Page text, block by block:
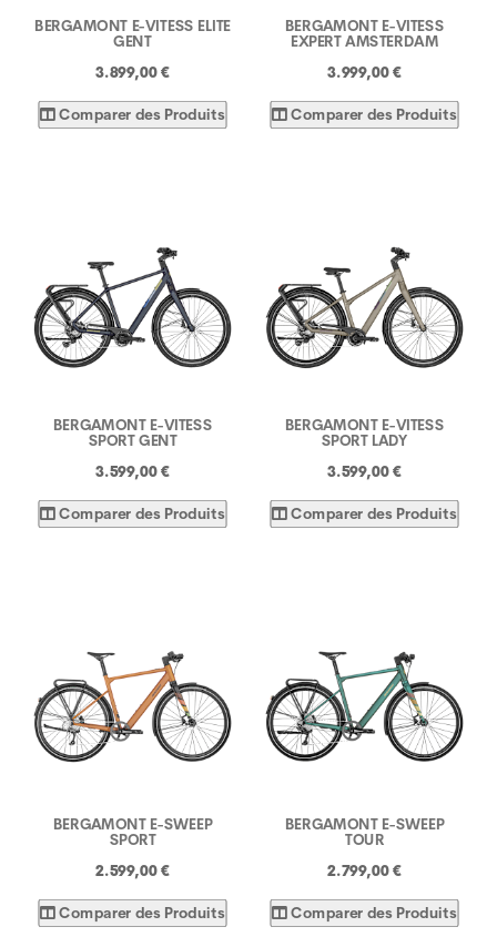
BERGAMONT E-VITESS ELITE
GENT
3.899,00 €
Comparer des Produits
BERGAMONT E-VITESS
EXPERT AMSTERDAM
3.999,00 €
Comparer des Produits
BERGAMONT E-VITESS
SPORT GENT
3.599,00 €
Comparer des Produits
BERGAMONT E-VITESS
SPORT LADY
3.599,00 €
Comparer des Produits
BERGAMONT E-SWEEP
SPORT
2.599,00 €
Comparer des Produits
BERGAMONT E-SWEEP
TOUR
2.799,00 €
Comparer des Produits